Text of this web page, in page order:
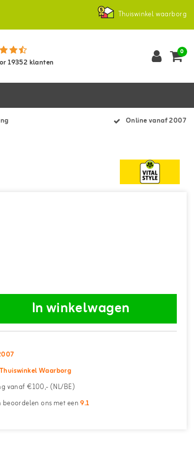
Thuiswinkel waarborg
19352klanten
0
Online vanaf 2007
In winkelwagen
Thuiswinkel Waarborg
vanaf €100,- (NL/BE)
ons met een9.1